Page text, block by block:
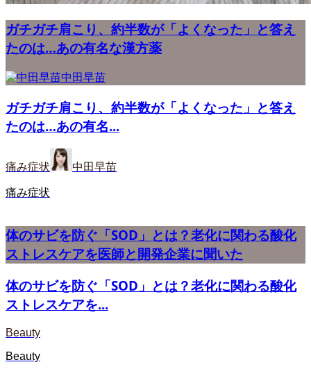
ガチガチ肩こり、約半数が「よくなった」と答え
たのは…あの有名な漢方薬
中田早苗
ガチガチ肩こり、約半数が「よくなった」と答え
たのは…あの有名...
痛み症状 中田早苗
痛み症状
体のサビを防ぐ「SOD」とは？老化に関わる酸化
ストレスケアを医師と開発企業に聞いた
体のサビを防ぐ「SOD」とは？老化に関わる酸化
ストレスケアを...
Beauty
Beauty